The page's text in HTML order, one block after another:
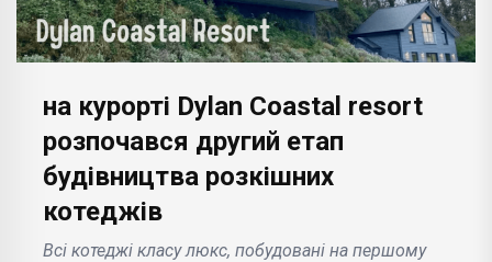
на курорті Dylan Coastal resort
розпочався другий етап
будівництва розкішних
котеджів
Всі котеджі класу люкс, побудовані на першому